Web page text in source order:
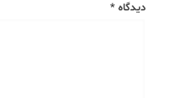
دیدگاه *